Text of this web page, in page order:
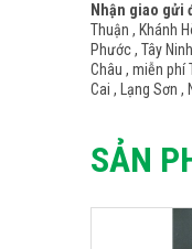
Nhận giao gửi
Thuận , Khánh
Phước , Tây
Châu , miễn phí
Cai , Lạng Sơn ,
SẢN